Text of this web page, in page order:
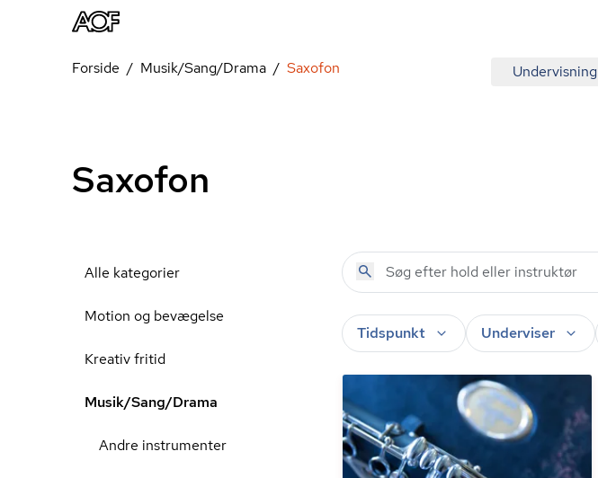
Undervisning
Forside Musik/Sang/Drama Saxofon
Saxofon
Alle kategorier
Motion og bevægelse
Kreativ fritid
Musik/Sang/Drama
Andre instrumenter
Tidspunkt Underviser